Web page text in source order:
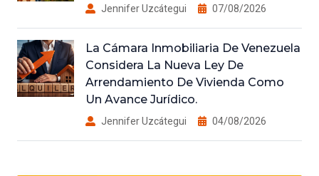
Jennifer Uzcátegui 07/08/2026
La Cámara Inmobiliaria De Venezuela
Considera La Nueva Ley De
Arrendamiento De Vivienda Como
Un Avance Jurídico.
Jennifer Uzcátegui 04/08/2026